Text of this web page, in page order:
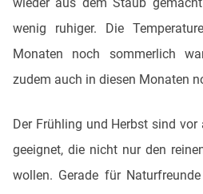
wenig ruhiger. Die
Monaten noch sommerlich
zudem auch in diesen Monaten
Der Frühling und Herbst sind
geeignet, die nicht nur den
wollen. Gerade für